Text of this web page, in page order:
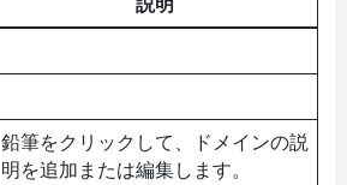
鉛筆をクリックして、ドメインの説
明を追加または編集します。